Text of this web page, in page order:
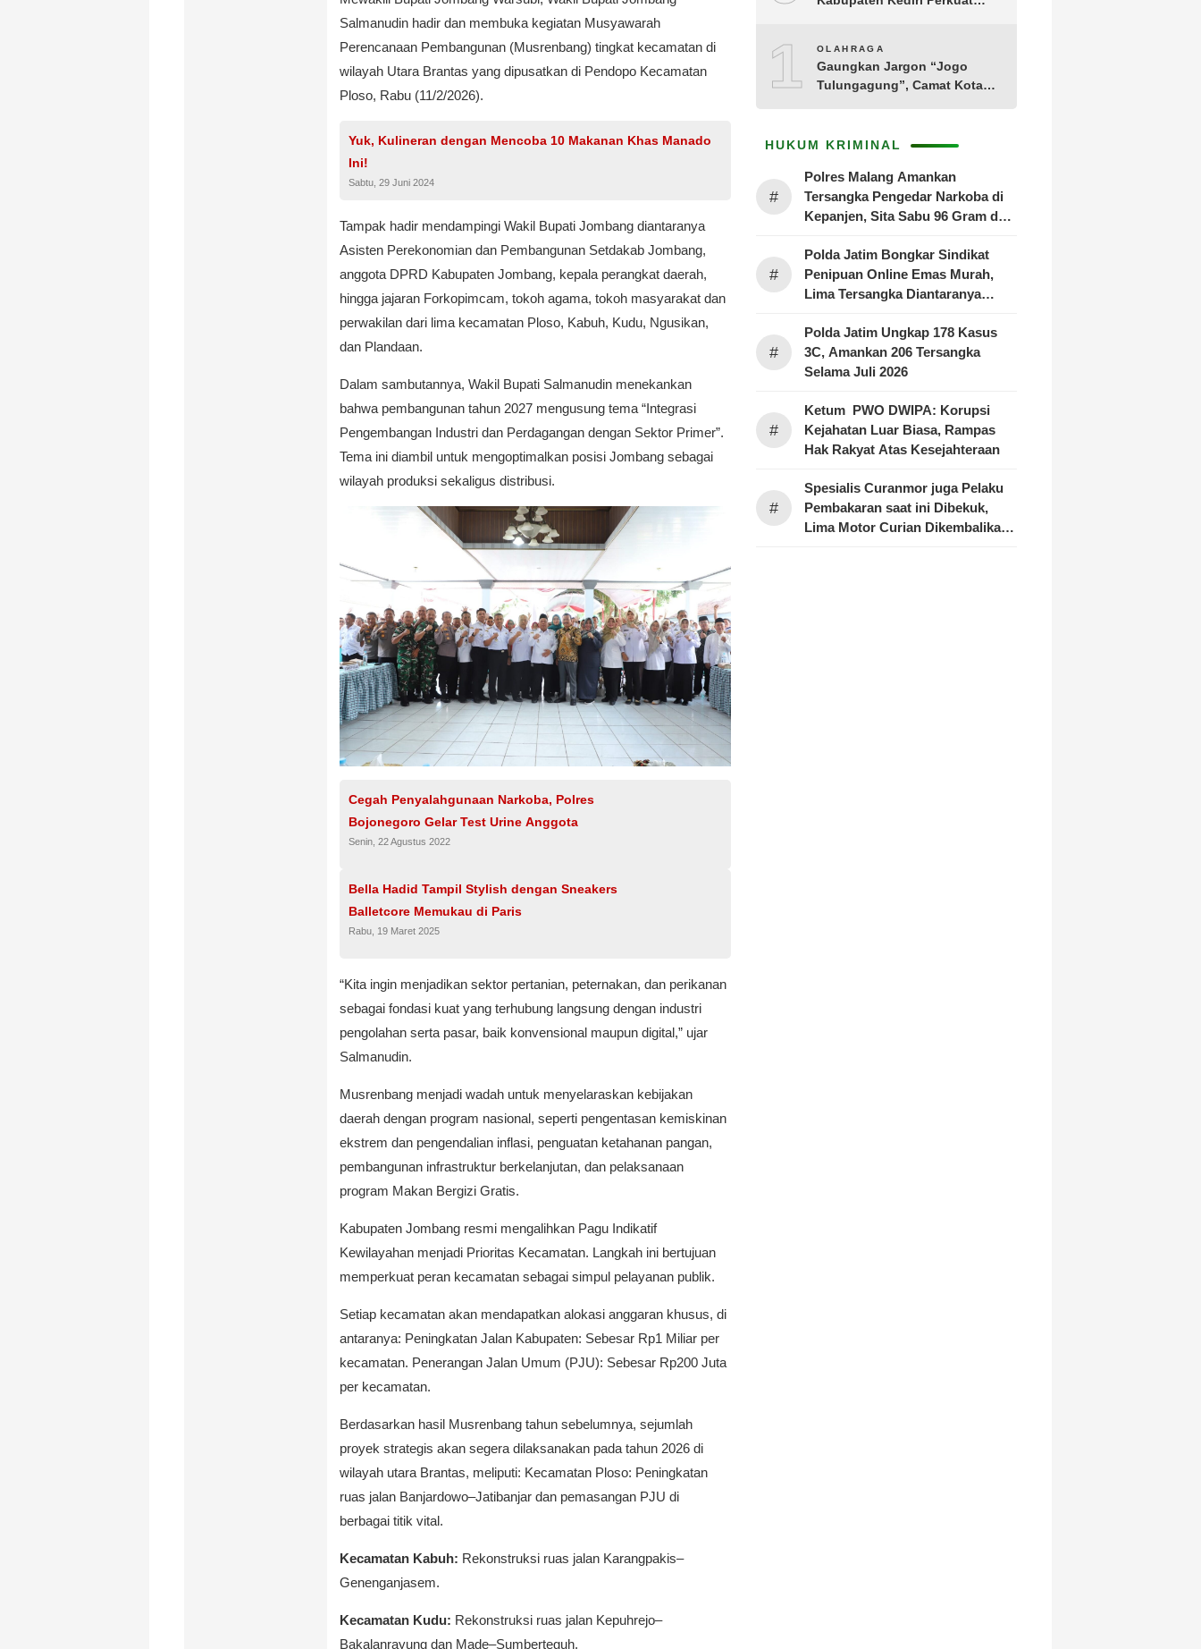
Salmanudin hadir dan membuka kegiatan Musyawarah
Perencanaan Pembangunan (Musrenbang) tingkat kecamatan di
wilayah Utara Brantas yang dipusatkan di Pendopo Kecamatan
Ploso, Rabu (11/2/2026).
Yuk, Kulineran dengan Mencoba 10 Makanan Khas Manado
Ini!
Sabtu, 29 Juni 2024
Tampak hadir mendampingi Wakil Bupati Jombang diantaranya
Asisten Perekonomian dan Pembangunan Setdakab Jombang,
anggota DPRD Kabupaten Jombang, kepala perangkat daerah,
hingga jajaran Forkopimcam, tokoh agama, tokoh masyarakat dan
perwakilan dari lima kecamatan Ploso, Kabuh, Kudu, Ngusikan,
dan Plandaan.
Dalam sambutannya, Wakil Bupati Salmanudin menekankan
bahwa pembangunan tahun 2027 mengusung tema “Integrasi
Pengembangan Industri dan Perdagangan dengan Sektor Primer”.
Tema ini diambil untuk mengoptimalkan posisi Jombang sebagai
wilayah produksi sekaligus distribusi.
Cegah Penyalahgunaan Narkoba, Polres
Bojonegoro Gelar Test Urine Anggota
Senin, 22 Agustus 2022
Bella Hadid Tampil Stylish dengan Sneakers
Balletcore Memukau di Paris
Rabu, 19 Maret 2025
“Kita ingin menjadikan sektor pertanian, peternakan, dan perikanan
sebagai fondasi kuat yang terhubung langsung dengan industri
pengolahan serta pasar, baik konvensional maupun digital,” ujar
Salmanudin.
Musrenbang menjadi wadah untuk menyelaraskan kebijakan
daerah dengan program nasional, seperti pengentasan kemiskinan
ekstrem dan pengendalian inflasi, penguatan ketahanan pangan,
pembangunan infrastruktur berkelanjutan, dan pelaksanaan
program Makan Bergizi Gratis.
Kabupaten Jombang resmi mengalihkan Pagu Indikatif
Kewilayahan menjadi Prioritas Kecamatan. Langkah ini bertujuan
memperkuat peran kecamatan sebagai simpul pelayanan publik.
Setiap kecamatan akan mendapatkan alokasi anggaran khusus, di
antaranya: Peningkatan Jalan Kabupaten: Sebesar Rp1 Miliar per
kecamatan. Penerangan Jalan Umum (PJU): Sebesar Rp200 Juta
per kecamatan.
Berdasarkan hasil Musrenbang tahun sebelumnya, sejumlah
proyek strategis akan segera dilaksanakan pada tahun 2026 di
wilayah utara Brantas, meliputi: Kecamatan Ploso: Peningkatan
ruas jalan Banjardowo–Jatibanjar dan pemasangan PJU di
berbagai titik vital.
Kecamatan Kabuh: Rekonstruksi ruas jalan Karangpakis–
Genenganjasem.
Kecamatan Kudu: Rekonstruksi ruas jalan Kepuhrejo–
Bakalanrayung dan Made–Sumberteguh.
10OLAHRAGA
Gaungkan Jargon “Jogo
Tulungagung”, Camat Kota
Tamanan
HUKUM KRIMINAL
#
Polres Malang Amankan
Tersangka Pengedar Narkoba di
Kepanjen, Sita Sabu 96 Gram dan
#
Polda Jatim Bongkar Sindikat
Penipuan Online Emas Murah,
Lima Tersangka Diantaranya
#
Polda Jatim Ungkap 178 Kasus
3C, Amankan 206 Tersangka
Selama Juli 2026
#
Ketum PWO DWIPA: Korupsi
Kejahatan Luar Biasa, Rampas
Hak Rakyat Atas Kesejahteraan
#
Spesialis Curanmor juga Pelaku
Pembakaran saat ini Dibekuk,
Lima Motor Curian Dikembalikan